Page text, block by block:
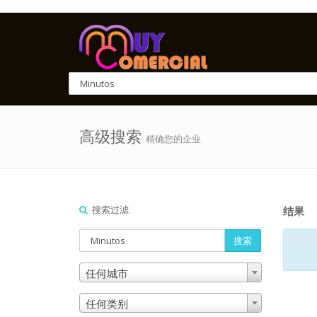
高级搜索 精确您的企业
搜索过滤
搜索
任何城市
任何类别
结果